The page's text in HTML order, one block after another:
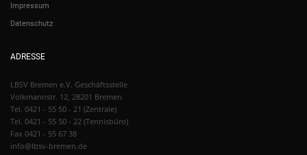
Impressum
Datenschutz
ADRESSE
LBSV Bremen e.V. Geschäftsstelle
Volkmannstr. 12, 28201 Bremen
Tel. 0421 - 55 50 - 21 (Zentrale)
Tel. 0421 - 55 50 - 22 (Tennisbüro)
Fax 0421 - 55 67 38
info@lbsv-bremen.de